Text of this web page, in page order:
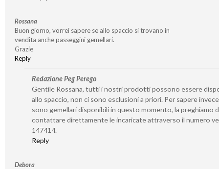
Rossana
Buon giorno, vorrei sapere se allo spaccio si trovano in
vendita anche passeggini gemellari.
Grazie
Reply
Redazione Peg Perego
Gentile Rossana, tutti i nostri prodotti possono essere
allo spaccio, non ci sono esclusioni a priori. Per sapere
sono gemellari disponibili in questo momento, la preghiamo
contattare direttamente le incaricate attraverso il numero
147414.
Reply
Debora